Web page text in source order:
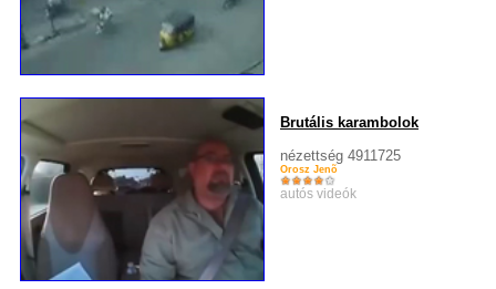
Brutális karambolok
nézettség 4911725
Orosz Jenõ
autós videók